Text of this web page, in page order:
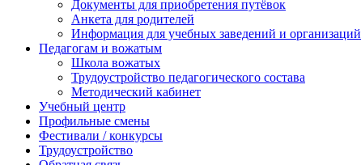
Документы для приобретения путёвок
Анкета для родителей
Информация для учебных заведений и организаций
Педагогам и вожатым
Школа вожатых
Трудоустройство педагогического состава
Методический кабинет
Учебный центр
Профильные смены
Фестивали / конкурсы
Трудоустройство